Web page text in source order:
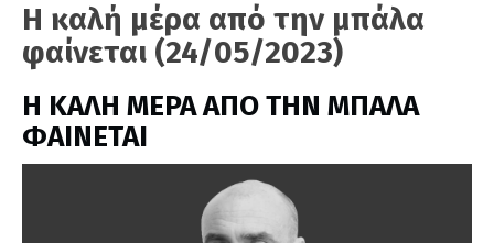
Η καλή μέρα από την μπάλα
φαίνεται (24/05/2023)
H ΚΑΛΗ ΜΕΡΑ ΑΠΟ ΤΗΝ ΜΠΑΛΑ
ΦΑΙΝΕΤΑΙ